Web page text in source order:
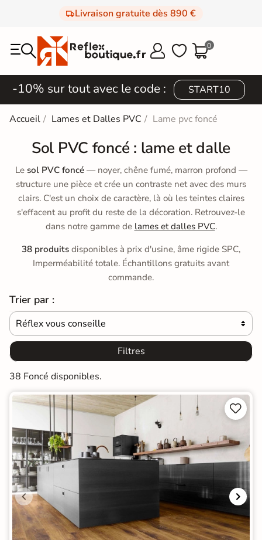
Livraison gratuite dès 890 €
  0
-10% sur tout avec le code : START10
Accueil Lames et Dalles PVC Lame pvc foncé
Sol PVC foncé : lame et dalle
Le sol PVC foncé— noyer, chêne fumé, marron profond —
structure une pièce et crée un contraste net avec des murs
clairs. C'est un choix de caractère, là où les teintes claires
s'effacent au profit du reste de la décoration. Retrouvez-le
dans notre gamme de lames et dalles PVC.
38 produits disponibles à prix d'usine, âme rigide SPC,
Imperméabilité totale. Échantillons gratuits avant
commande.
Trier par :
Réflex vous conseille 
Filtres
38 Foncé disponibles.

